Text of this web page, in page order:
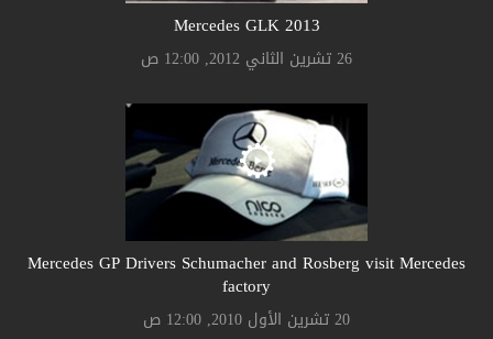
Mercedes GLK 2013
26 تشرين الثاني 2012, 12:00 ص
Mercedes GP Drivers Schumacher and Rosberg visit Mercedes
factory
20 تشرين الأول 2010, 12:00 ص